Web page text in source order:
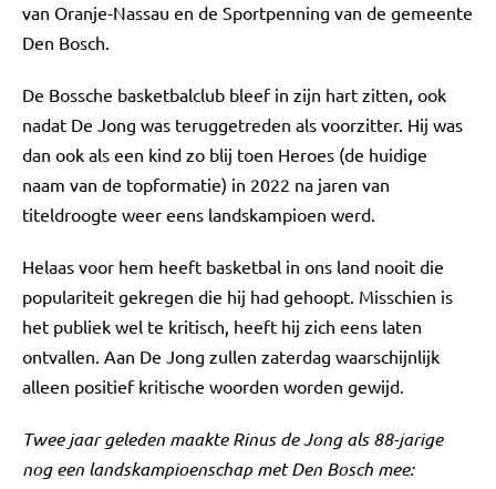
van Oranje-Nassau en de Sportpenning van de gemeente
Den Bosch.
De Bossche basketbalclub bleef in zijn hart zitten, ook
nadat De Jong was teruggetreden als voorzitter. Hij was
dan ook als een kind zo blij toen Heroes (de huidige
naam van de topformatie) in 2022 na jaren van
titeldroogte weer eens landskampioen werd.
Helaas voor hem heeft basketbal in ons land nooit die
populariteit gekregen die hij had gehoopt. Misschien is
het publiek wel te kritisch, heeft hij zich eens laten
ontvallen. Aan De Jong zullen zaterdag waarschijnlijk
alleen positief kritische woorden worden gewijd.
Twee jaar geleden maakte Rinus de Jong als 88-jarige
nog een landskampioenschap met Den Bosch mee: